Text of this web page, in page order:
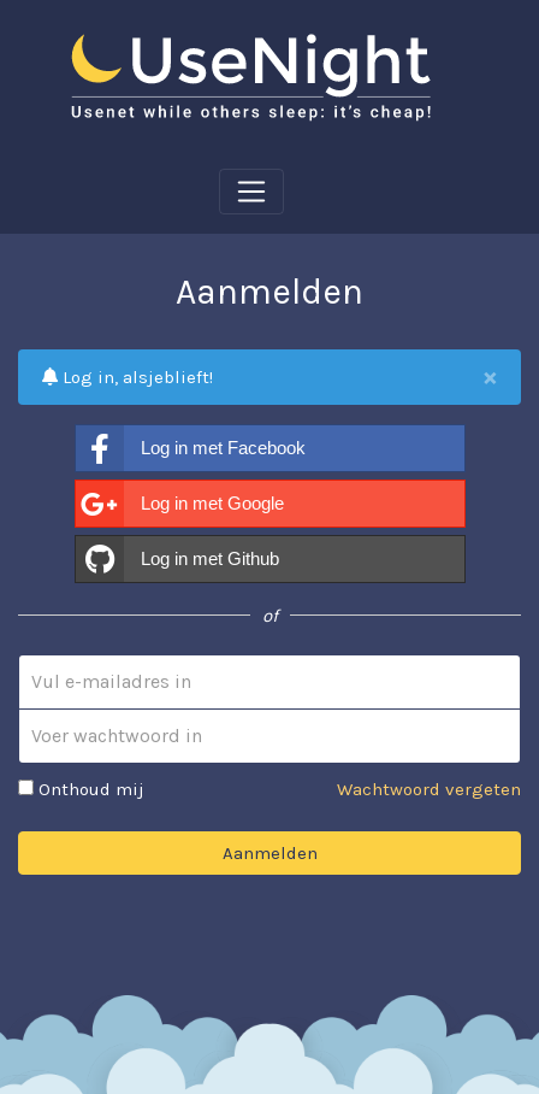
Aanmelden
×
Log in, alsjeblieft!
Log in met Facebook
Log in met Google
Log in met Github
of
Onthoud mij Wachtwoord vergeten
Aanmelden